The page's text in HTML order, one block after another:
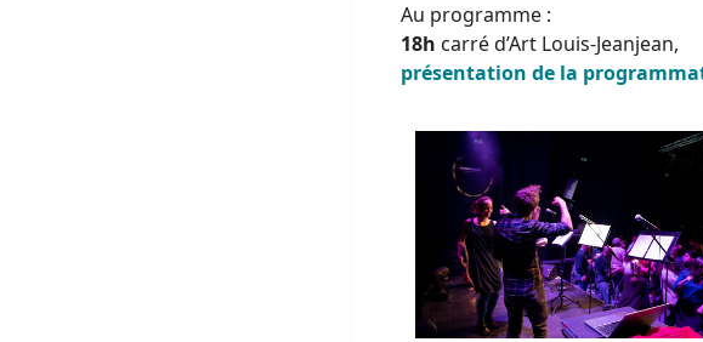
Au programme :
18h carré d’Art Louis-Jeanjean,
présentation de la